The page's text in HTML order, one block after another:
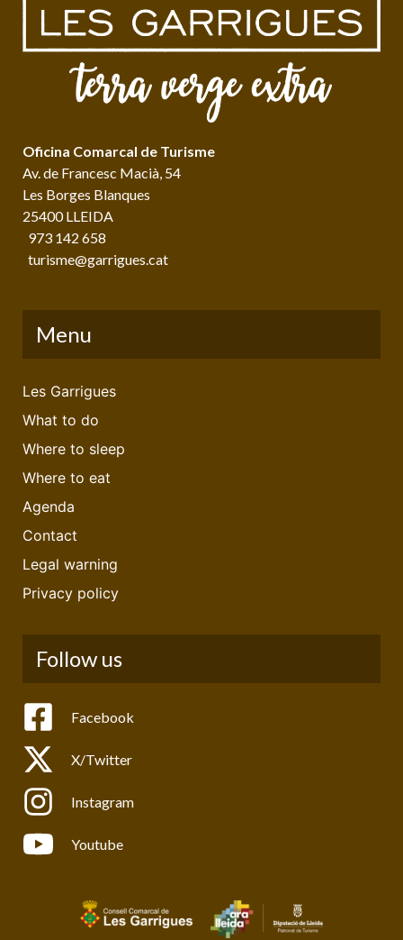
Oficina Comarcal de Turisme
Av. de Francesc Macià, 54
Les Borges Blanques
25400 LLEIDA
973 142 658
turisme@garrigues.cat
Menu
Les Garrigues
What to do
Where to sleep
Where to eat
Agenda
Contact
Legal warning
Privacy policy
Follow us
Facebook
X/Twitter
Instagram
Youtube